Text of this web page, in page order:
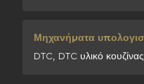
Μηχανήματα
DTC, DTC υλικό κουζίνας